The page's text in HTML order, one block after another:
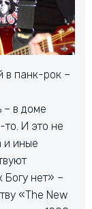
в панк-рок –
– в доме
то. И это не
и иные
нет» –
«The New